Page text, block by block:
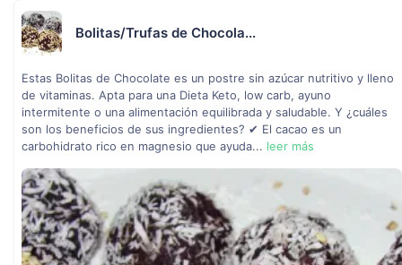
Bolitas/Trufas de Chocola...
Estas Bolitas de Chocolate es un postre sin azúcar nutritivo y lleno
de vitaminas. Apta para una Dieta Keto, low carb, ayuno
intermitente o una alimentación equilibrada y saludable. Y ¿cuáles
son los beneficios de sus ingredientes? ✔ El cacao es un
carbohidrato rico en magnesio que ayuda... leer más